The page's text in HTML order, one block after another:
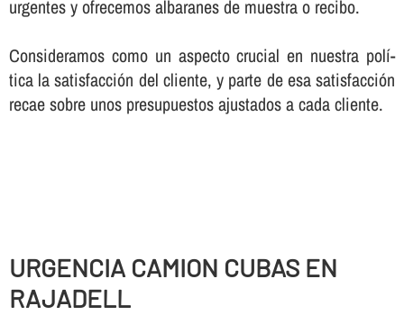
urgentes y ofrecemos albaranes de muestra o recibo.
Consideramos como un aspecto crucial en nuestra polí­
tica la satisfacción del cliente, y parte de esa satisfacción
recae sobre unos presupuestos ajustados a cada cliente.
URGENCIA CAMION CUBAS EN
RAJADELL